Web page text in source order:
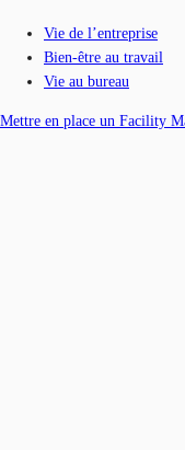
Vie de l’entreprise
Bien-être au travail
Vie au bureau
Mettre en place un Facility